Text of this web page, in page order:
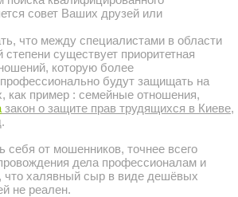
совет Ваших друзей или
что между специалистами в области
степени существует приоритетная
которую более
будут защищать на
как пример : семейные отношения,
закон о защите прав трудящихся в Киеве,
от мошенников, точнее всего
дела профессионалам и
что халявный сыр в виде дешёвых
не реален.